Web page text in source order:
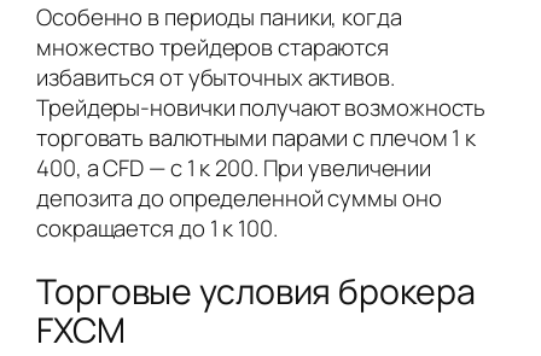
Особенно в периоды паники, когда
множество трейдеров стараются
избавиться от убыточных активов.
Трейдеры-новички получают возможность
торговать валютными парами с плечом 1 к
400, а CFD — с 1 к 200. При увеличении
депозита до определенной суммы оно
сокращается до 1 к 100.
Торговые условия брокера
FXCM